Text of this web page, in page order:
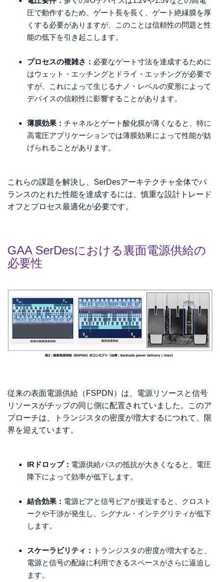
圧で動作するため、ゲート長を長く、ゲート絶縁膜を厚
くする必要がありますが、このことは信頼性の問題と性
能の低下を引き起こします。
プロセスの複雑さ： 必要なゲート寸法を達成するために
はウェット・エッチングとドライ・エッチングが必要で
すが、これによって生じるナノ・レベルの変形によって
デバイスの信頼性に影響することがあります。
薄膜効果： チャネルとゲート酸化膜が薄くなると、特に
高電圧アプリケーションでは薄膜効果によって性能が妨
げられることがあります。
これらの課題を解決し、SerDesアーキテクチャ全体でバ
ランスのとれた性能を達成するには、慎重な設計トレード
オフとプロセス最適化が必要です。
GAA SerDesにおける裏面電源供給の
必要性
従来の表面電源供給（FSPDN）は、電源リソースと信号
リソースがチップの同じ側に配置されていました。このア
プローチは、トランジスタの密度が増大するにつれて、限
界を迎えています。
IRドロップ： 電源供給パスの抵抗が大きくなると、電圧
降下によって効率が低下します。
結合効果： 電源ビアと信号ビアが接近すると、クロスト
ークや干渉が発生し、シグナル・インテグリティが低下
します。
スケーラビリティ：
トランジスタの密度が増大すると、
電源と信号の配線に利用できるスペースがさらに逼迫し
ます。